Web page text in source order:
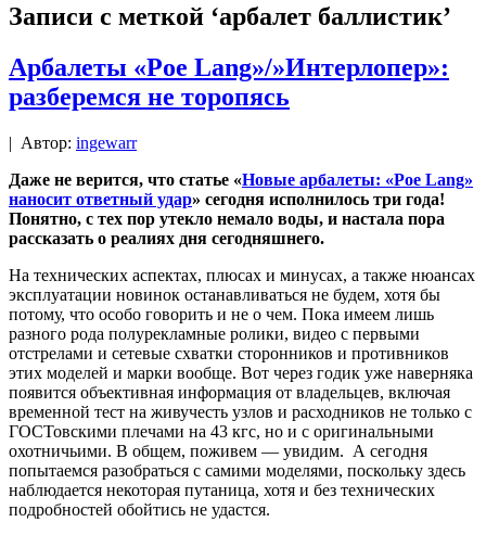
Записи с меткой ‘арбалет баллистик’
Арбалеты «Poe Lang»/»Интерлопер»:
разберемся не торопясь
| Автор: ingewarr
Даже не верится, что статье «Новые арбалеты: «Poe Lang»
наносит ответный удар» сегодня исполнилось три года!
Понятно, с тех пор утекло немало воды, и настала пора
рассказать о реалиях дня сегодняшнего.
На технических аспектах, плюсах и минусах, а также нюансах
эксплуатации новинок останавливаться не будем, хотя бы
потому, что особо говорить и не о чем. Пока имеем лишь
разного рода полурекламные ролики, видео с первыми
отстрелами и сетевые схватки сторонников и противников
этих моделей и марки вообще. Вот через годик уже наверняка
появится объективная информация от владельцев, включая
временной тест на живучесть узлов и расходников не только с
ГОСТовскими плечами на 43 кгс, но и с оригинальными
охотничьими. В общем, поживем — увидим. А сегодня
попытаемся разобраться с самими моделями, поскольку здесь
наблюдается некоторая путаница, хотя и без технических
подробностей обойтись не удастся.